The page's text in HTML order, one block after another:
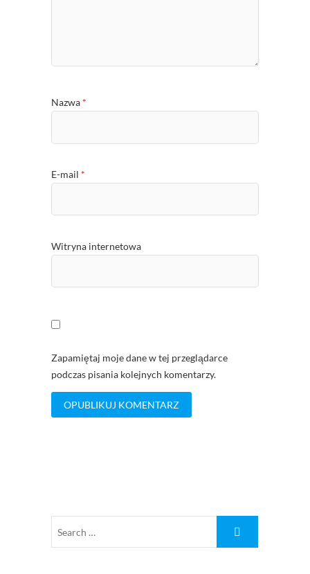
Nazwa *
E-mail *
Witryna internetowa
Zapamiętaj moje dane w tej przeglądarce
podczas pisania kolejnych komentarzy.